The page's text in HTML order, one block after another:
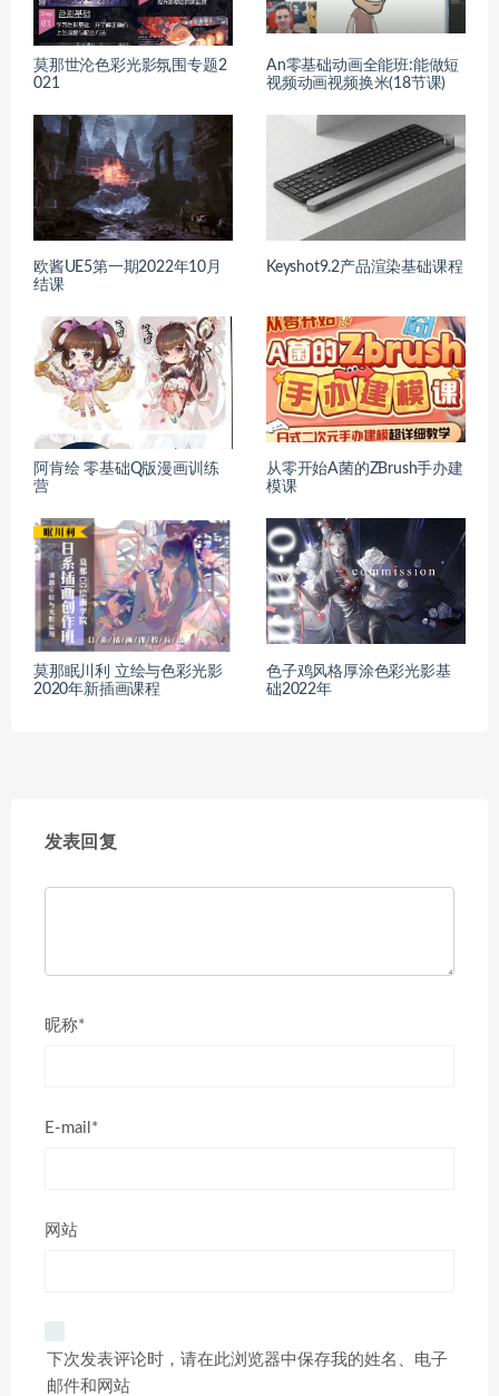
莫那世沦色彩光影氛围专题2
021
An零基础动画全能班:能做短
视频动画视频换米(18节课)
欧酱UE5第一期2022年10月
结课
Keyshot9.2产品渲染基础课程
阿肯绘 零基础Q版漫画训练
营
从零开始A菌的ZBrush手办建
模课
莫那眠川利 立绘与色彩光影
2020年新插画课程
色子鸡风格厚涂色彩光影基
础2022年
发表回复
昵称*
E-mail*
网站
下次发表评论时，请在此浏览器中保存我的姓名、电子
邮件和网站